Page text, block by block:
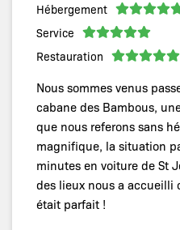
Hébergement
Service
Restauration
Nous sommes venus
cabane des Bambous,
que nous referons sans
magnifique, la situation
minutes en voiture de St
des lieux nous a accueilli
était parfait !